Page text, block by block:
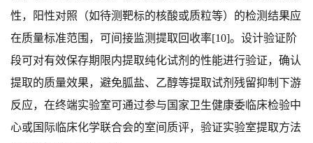
性，阳性对照（如待测靶标的核酸或质粒等）的检测结果应
在质量标准范围，可间接监测提取回收率[10]。设计验证阶
段可对有效保存期限内提取纯化试剂的性能进行验证，确认
提取的质量效果，避免胍盐、乙醇等提取试剂残留抑制下游
反应，在终端实验室可通过参与国家卫生健康委临床检验中
心或国际临床化学联合会的室间质评，验证实验室提取方法